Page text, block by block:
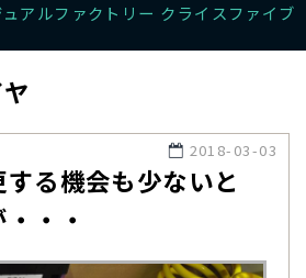
る機会も少ないと
・・
2018-03-03